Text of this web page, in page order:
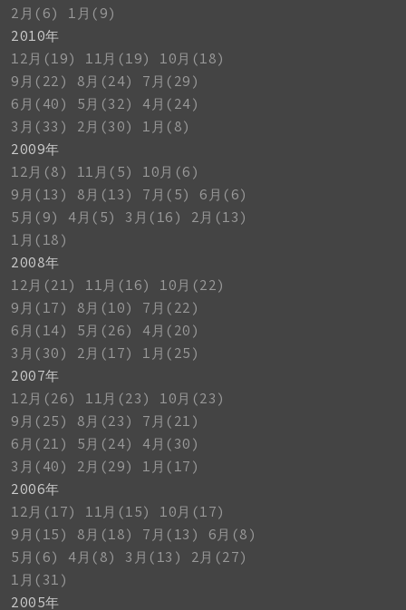
2月(6)
1月(9)
2010年
12月(19)
11月(19)
10月(18)
9月(22)
8月(24)
7月(29)
6月(40)
5月(32)
4月(24)
3月(33)
2月(30)
1月(8)
2009年
12月(8)
11月(5)
10月(6)
9月(13)
8月(13) 7月(5)
6月(6)
5月(9)
4月(5) 3月(16)
2月(13)
1月(18)
2008年
12月(21)
11月(16)
10月(22)
9月(17)
8月(10)
7月(22)
6月(14)
5月(26)
4月(20)
3月(30)
2月(17)
1月(25)
2007年
12月(26)
11月(23)
10月(23)
9月(25)
8月(23)
7月(21)
6月(21)
5月(24)
4月(30)
3月(40)
2月(29)
1月(17)
2006年
12月(17)
11月(15)
10月(17)
9月(15)
8月(18) 7月(13)
6月(8)
5月(6)
4月(8) 3月(13)
2月(27)
1月(31)
2005年